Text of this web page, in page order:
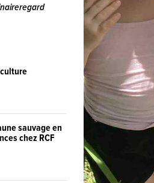
sauvage en
chez RCF